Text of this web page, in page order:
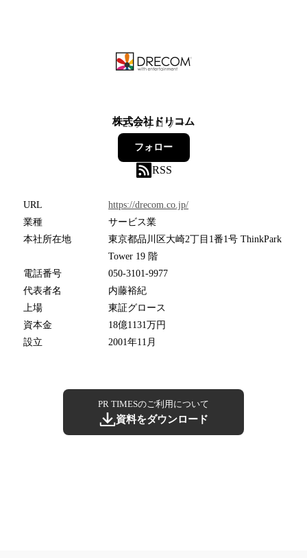
株式会社ドリコム
25フォロワー
フォロー
RSS
URL
https://drecom.co.jp/
業種
サービス業
本社所在地
東京都品川区大崎2丁目1番1号 ThinkPark
Tower 19 階
電話番号
050-3101-9977
代表者名
内藤裕紀
上場
東証グロース
資本金
18億1131万円
設立
2001年11月
PR TIMESのご利用について
資料をダウンロード